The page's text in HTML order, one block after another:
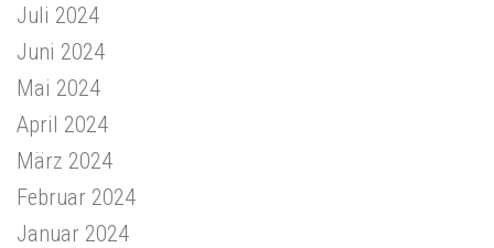
Juli 2024
Juni 2024
Mai 2024
April 2024
März 2024
Februar 2024
Januar 2024